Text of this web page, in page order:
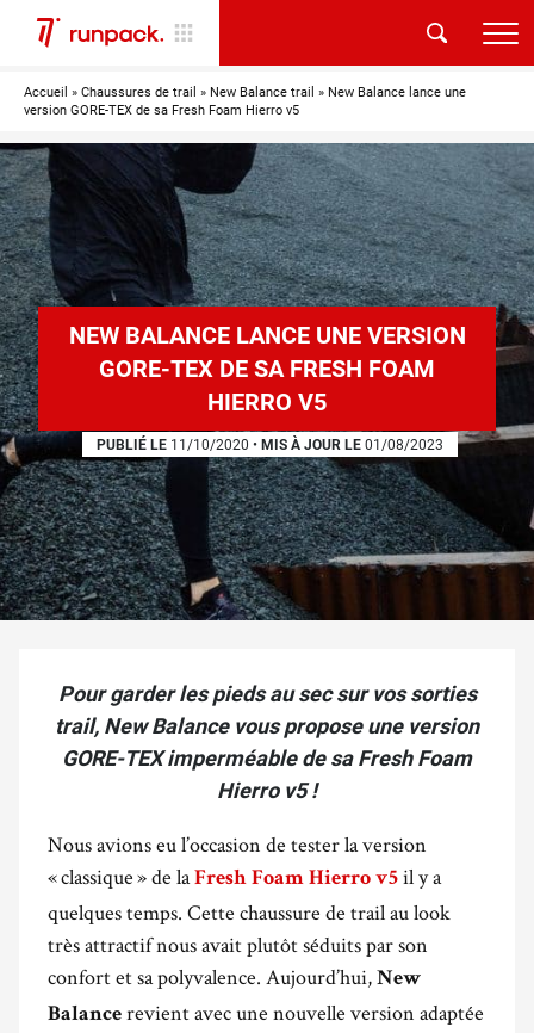
Accueil » Chaussures de trail » New Balance trail » New Balance lance une
version GORE-TEX de sa Fresh Foam Hierro v5
NEW BALANCE LANCE UNE VERSION
GORE-TEX DE SA FRESH FOAM
HIERRO V5
PUBLIÉ LE 11/10/2020 • MIS À JOUR LE 01/08/2023
Pour garder les pieds au sec sur vos sorties
trail, New Balance vous propose une version
GORE-TEX imperméable de sa Fresh Foam
Hierro v5 !
Nous avions eu l’occasion de tester la version
« classique » de laFresh Foam Hierro v5 il y a
quelques temps. Cette chaussure de trail au look
très attractif nous avait plutôt séduits par son
confort et sa polyvalence. Aujourd’hui, New
Balance revient avec une nouvelle version adaptée